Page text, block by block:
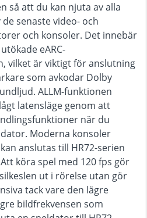
så att du kan njuta av alla
senaste video- och
och konsoler. Det innebär
eARC-
vilket är viktigt för anslutning
som avkodar Dolby
ALLM-funktionen
latensläge genom att
när du
Moderna konsoler
kan anslutas till HR72-serien
köra spel med 120 fps gör
ut i rörelse utan gör
tack vare den lägre
bildfrekvensen som